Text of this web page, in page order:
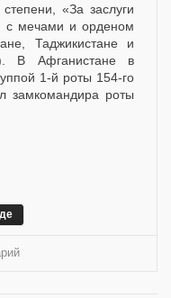
«За заслуги
с мечами и орденом
Таджикистане и
В Афганистане в
1-й роты 154-го
замкомандира роты